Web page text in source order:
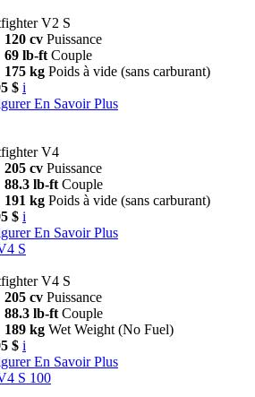
V2 S
120 cv Puissance
69 lb-ft Couple
175 kg Poids à vide (sans carburant)
$ i
En Savoir Plus
V4
205 cv Puissance
88.3 lb-ft Couple
191 kg Poids à vide (sans carburant)
$ i
En Savoir Plus
S
V4 S
205 cv Puissance
88.3 lb-ft Couple
189 kg Wet Weight (No Fuel)
$ i
En Savoir Plus
S 100